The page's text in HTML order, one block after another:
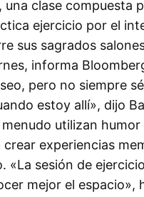
una clase compuesta
ejercicio por el
sus sagrados
informa
pero no siempre
estoy allí», dijo
utilizan humor
crear experiencias
«La sesión de
mejor el espacio»,